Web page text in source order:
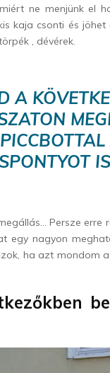
ne menjünk el
kaja csonti és jöhet
, dévérek.
A
Persze erre
egy nagyon
ha azt mondom